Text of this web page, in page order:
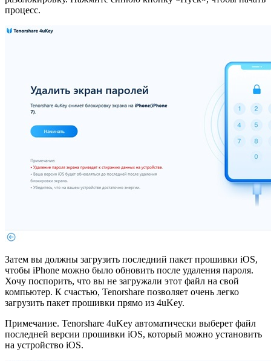
процесс.
Затем вы должны загрузить последний пакет прошивки iOS,
чтобы iPhone можно было обновить после удаления пароля.
Хочу поспорить, что вы не загружали этот файл на свой
компьютер. К счастью, Tenorshare позволяет очень легко
загрузить пакет прошивки прямо из 4uKey.
Примечание. Tenorshare 4uKey автоматически выберет файл
последней версии прошивки iOS, который можно установить
на устройство iOS.